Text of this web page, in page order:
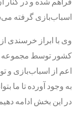
اسباب‌بازی گرفته
وی با ابراز خرسندی
اعم از اسباب‌بازی و
به وجود آورده تا ما
در این بخش ادامه